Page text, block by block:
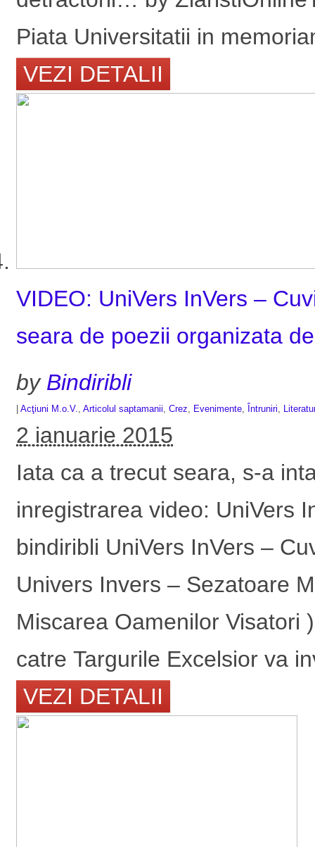
Piata Universitatii in
VEZI DETALII
VIDEO: UniVers InVers –
seara de poezii organizata
by Bindiribli
Acţiuni M.o.V. ,Articolul saptamanii ,Crez Evenimente Întruniri
2 ianuarie 2015
Iata ca a trecut seara, s-a
inregistrarea video: UniVers
bindiribli UniVers InVers –
Univers Invers – Sezatoare
Miscarea Oamenilor Visatori
catre Targurile Excelsior va
VEZI DETALII